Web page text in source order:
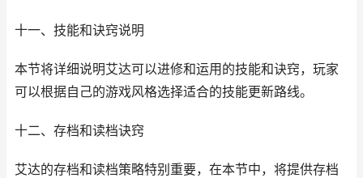
十一、技能和诀窍说明
本节将详细说明艾达可以进修和运用的技能和诀窍，玩家
可以根据自己的游戏风格选择适合的技能更新路线。
十二、存档和读档诀窍
艾达的存档和读档策略特别重要，在本节中，将提供存档